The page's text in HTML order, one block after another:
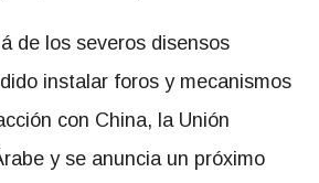
de los severos disensos
instalar foros y mecanismos
con China, la Unión
y se anuncia un próximo